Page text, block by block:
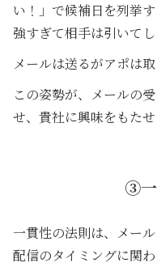
い！」で候補日を列挙
強すぎて相手は引いてし
メールは送るがアポは取
この姿勢が、メールの
せ、貴社に興味をもたせ
③一
一貫性の法則は、メー
配信のタイミングに関わ